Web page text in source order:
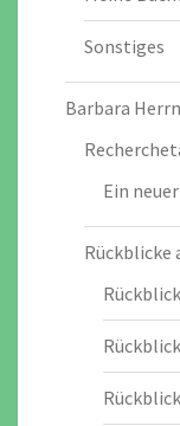
Sonstiges
Barbara
Ein
Rückblicke